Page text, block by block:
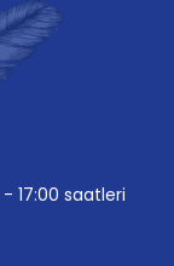
17:00 saatleri